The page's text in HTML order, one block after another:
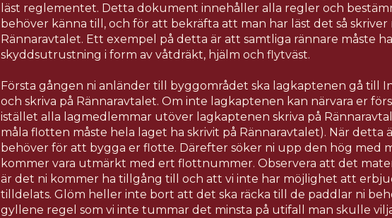
läst reglementet. Detta dokument innehåller alla regler och
behöver känna till, och för att bekräfta att man har läst det så
Rännaravtalet. Ett exempel på detta är att samtliga rännare måste ha
skyddsutrustning i form av våtdräkt, hjälm och flytväst.
Första gången ni anländer till byggområdet ska lagkaptenen gå till
och skriva på Rännaravtalet. Om inte lagkaptenen kan närvara er
istället alla lagmedlemmar utöver lagkaptenen skriva på
måla flotten måste hela laget ha skrivit på Rännaravtalet). När detta
behöver för att bygga er flotte. Därefter söker ni upp den hög med
kommer vara utmärkt med ert flottnummer. Observera att det
är det ni kommer ha tillgång till och att vi inte har möjlighet att
tilldelats. Glöm heller inte bort att det ska räcka till de paddlar ni
gyllene regel som vi inte tummar det minsta på utifall man skulle